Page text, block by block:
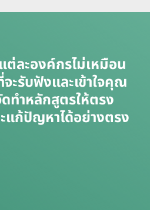
ต่ละองค์กรไม่เหมือน
ะรับฟังและเข้าใจคุณ
ทำหลักสูตรให้ตรง
แก้ปัญหาได้อย่างตรง